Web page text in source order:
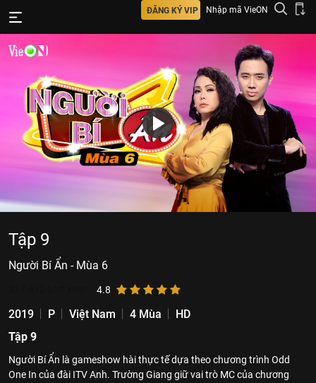
ĐĂNG KÝ VIP Nhập mã VieON
Tập 9
Người Bí Ẩn - Mùa 6
4.8
2019 P Việt Nam 4 Mùa
HD
Tập 9
Người Bí Ẩn là gameshow hài thực tế dựa theo chương trình Odd
One In của đài ITV Anh. Trường Giang giữ vai trò MC của chương